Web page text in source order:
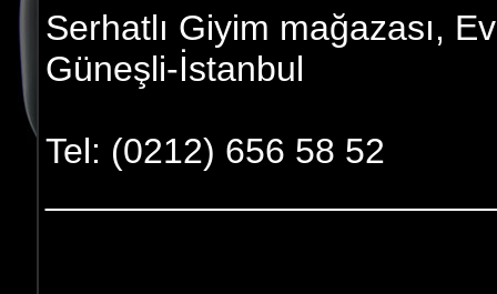
Serhatlı Giyim mağazası,
Güneşli-İstanbul
Tel: (0212) 656 58 52